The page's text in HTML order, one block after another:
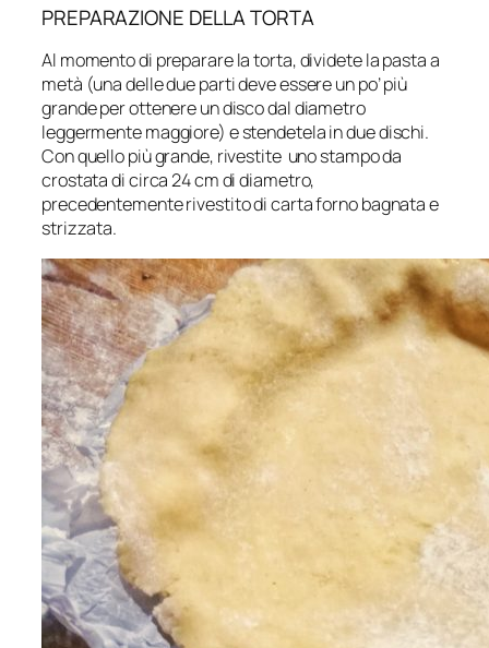
PREPARAZIONE DELLA TORTA
Al momento di preparare la torta, dividete la pasta a
metà (una delle due parti deve essere un po’ più
grande per ottenere un disco dal diametro
leggermente maggiore) e stendetela in due dischi.
Con quello più grande, rivestite uno stampo da
crostata di circa 24 cm di diametro,
precedentemente rivestito di carta forno bagnata e
strizzata.